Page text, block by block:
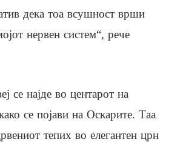
дека тоа всушност врши
нервен систем“, рече
се најде во центарот на
се појави на Оскарите. Таа
тепих во елегантен црн